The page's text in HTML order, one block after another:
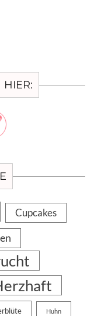
HIER:
Cupcakes
Huhn